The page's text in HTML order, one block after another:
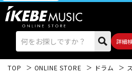
詳細
TOP ONLINE STORE ドラム